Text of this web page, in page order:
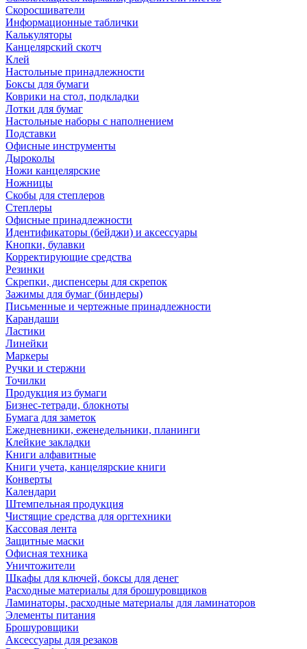
Скоросшиватели
Информационные таблички
Калькуляторы
Канцелярский скотч
Клей
Настольные принадлежности
Боксы для бумаги
Коврики на стол, подкладки
Лотки для бумаг
Настольные наборы с наполнением
Подставки
Офисные инструменты
Дыроколы
Ножи канцелярские
Ножницы
Скобы для степлеров
Степлеры
Офисные принадлежности
Идентификаторы (бейджи) и аксессуары
Кнопки, булавки
Корректирующие средства
Резинки
Скрепки, диспенсеры для скрепок
Зажимы для бумаг (биндеры)
Письменные и чертежные принадлежности
Карандаши
Ластики
Линейки
Маркеры
Ручки и стержни
Точилки
Продукция из бумаги
Бизнес-тетради, блокноты
Бумага для заметок
Ежедневники, еженедельники, планинги
Клейкие закладки
Книги алфавитные
Книги учета, канцелярские книги
Конверты
Календари
Штемпельная продукция
Чистящие средства для оргтехники
Кассовая лента
Защитные маски
Офисная техника
Уничтожители
Шкафы для ключей, боксы для денег
Расходные материалы для брошуровщиков
Ламинаторы, расходные материалы для ламинаторов
Элементы питания
Брошуровщики
Аксессуары для резаков